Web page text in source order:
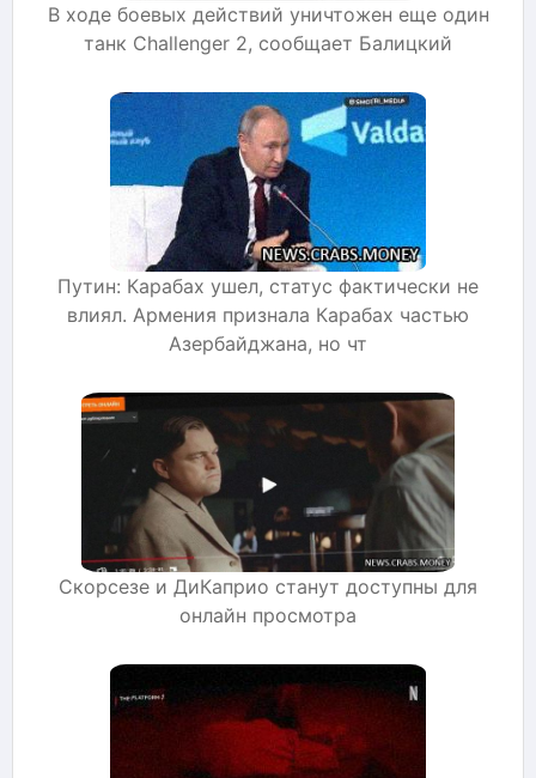
В ходе боевых действий уничтожен еще один
танк Challenger 2, сообщает Балицкий
Путин: Карабах ушел, статус фактически не
влиял. Армения признала Карабах частью
Азербайджана, но чт
Скорсезе и ДиКаприо станут доступны для
онлайн просмотра